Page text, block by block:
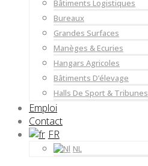
Bâtiments Logistiques
Bureaux
Grandes Surfaces
Manèges & Ecuries
Hangars Agricoles
Bâtiments D’élevage
Halls De Sport & Tribunes
Emploi
Contact
FR
NL